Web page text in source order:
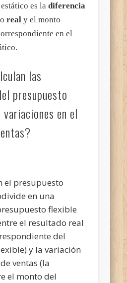
es ladiferencia
real y el monto
en el
las
presupuesto
en el
el presupuesto
en una
flexible
el resultado real
del
y la variación
de ventas (la
el monto del